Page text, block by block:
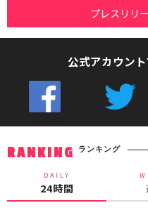
プレスリリ
公式アカウン
RANKING ランキング
DAILY
24時間